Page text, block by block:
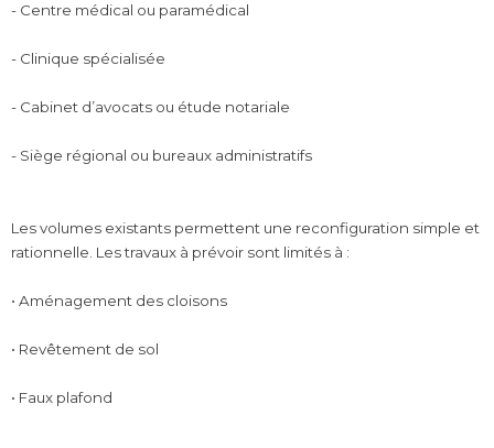
- Centre médical ou paramédical
- Clinique spécialisée
- Cabinet d’avocats ou étude notariale
- Siège régional ou bureaux administratifs
Les volumes existants permettent une reconfiguration simple et
rationnelle. Les travaux à prévoir sont limités à :
• Aménagement des cloisons
• Revêtement de sol
• Faux plafond